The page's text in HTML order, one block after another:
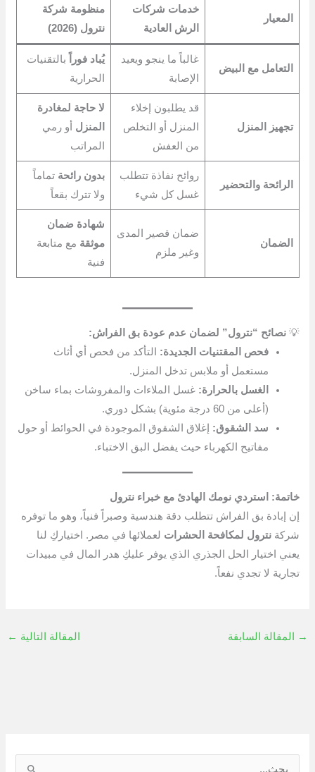
المعيار
خدمات شركات
الرش العادية
منظومة شركة
نترول (2026)
التعامل مع البيض
غالباً ما ينجو ويعيد
الإصابة
يُباد فوراً
بالتقنيات
الحرارية
تجهيز المنزل
قد يطلبون إخلاء
المنزل أو التخلص
من العفش
لا حاجة لمغادرة
المنزل أو رمي
المراتب
الرائحة والتحضير
روائح نفاذة تتطلب
غسل كل شيء
بدون رائحة تماماً
ولا تترك بقعاً
الضمان
ضمان قصير المدى
وغير ملزم
شهادة ضمان
موثقة مع متابعة
فنية
💡نصائح “نترول” لضمان عدم عودة بق الفراش:
فحص المقتنيات الجديدة: التأكد من فحص أي أثاث
مستعمل أو ملابس تدخل المنزل.
الغسل بالحرارة: غسل الملاءات والمفروشات بماء ساخن
(أعلى من 60 درجة مئوية) بشكل دوري.
سد الشقوق: إغلاق الشقوق الموجودة في الحوائط أو حول
مفاتيح الكهرباء حيث يفضل البق الاختباء.
خاتمة: استردي نومك الهادئ مع خبراء نترول
إن إبادة بق الفراش تتطلب دقة هندسية وصبراً فنياً، وهو ما توفره
شركةنترول لمكافحة الحشرات لعملائها في مصر. اختياركِ لنا
يعني اختيار الحل الجذري الذي يوفر عليكِ هدر المال في مبيدات
تجارية لا تجدي نفعاً.
→ المقالة السابقة المقالة التالية ←